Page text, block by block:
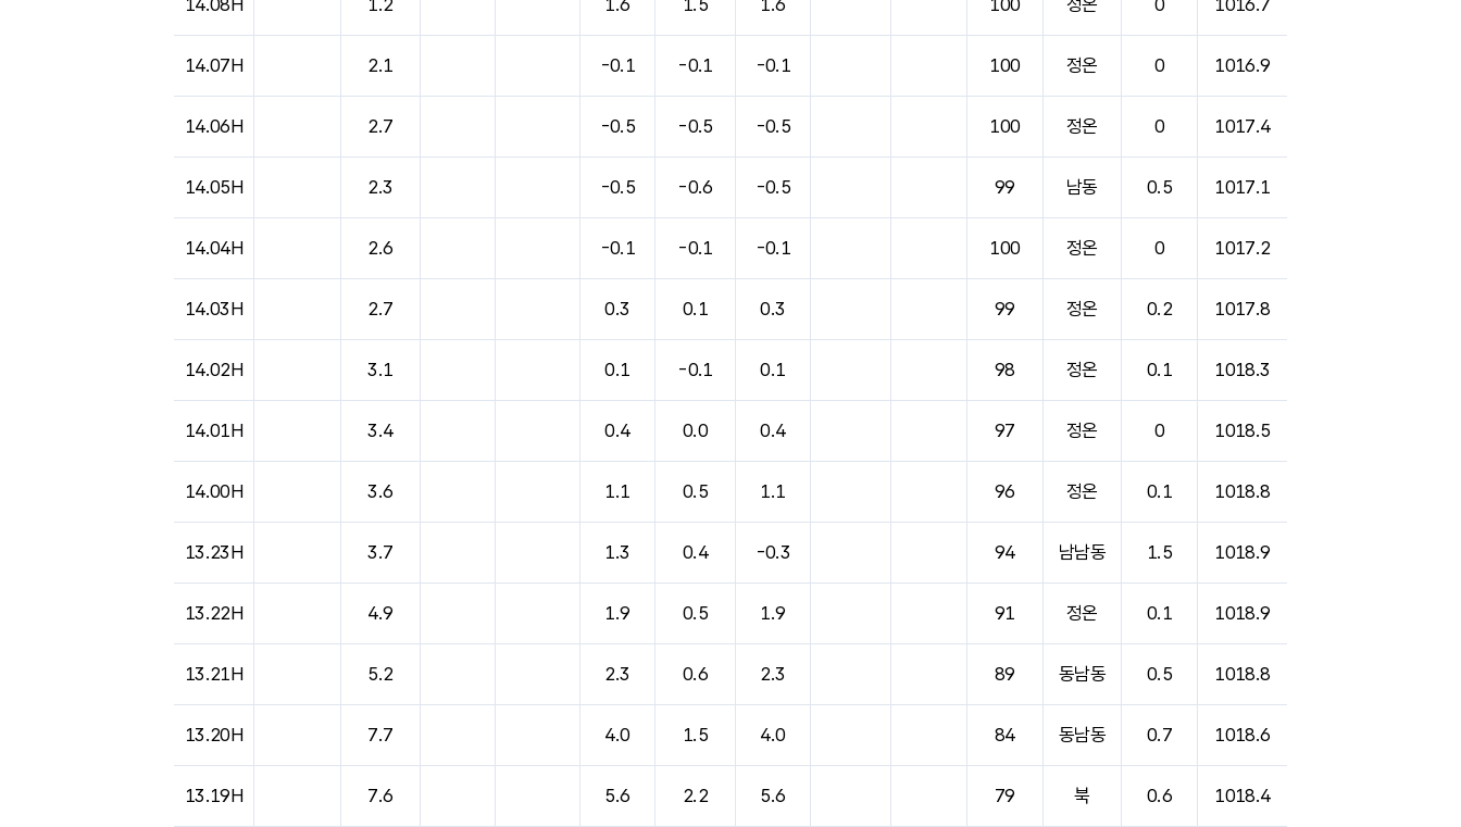
14.08H 1.2 1.6 1.5 1.6 100 정온 0 1016.7
14.07H 2.1 -0.1 -0.1 -0.1 100 정온 0 1016.9
14.06H 2.7 -0.5 -0.5 -0.5 100 정온 0 1017.4
14.05H 2.3 -0.5 -0.6 -0.5 99 남동 0.5 1017.1
14.04H 2.6 -0.1 -0.1 -0.1 100 정온 0 1017.2
14.03H 2.7 0.3 0.1 0.3 99 정온 0.2 1017.8
14.02H 3.1 0.1 -0.1 0.1 98 정온 0.1 1018.3
14.01H 3.4 0.4 0.0 0.4 97 정온 0 1018.5
14.00H 3.6 1.1 0.5 1.1 96 정온 0.1 1018.8
13.23H 3.7 1.3 0.4 -0.3 94 남남동 1.5 1018.9
13.22H 4.9 1.9 0.5 1.9 91 정온 0.1 1018.9
13.21H 5.2 2.3 0.6 2.3 89 동남동 0.5 1018.8
13.20H 7.7 4.0 1.5 4.0 84 동남동 0.7 1018.6
13.19H 7.6 5.6 2.2 5.6 79 북 0.6 1018.4